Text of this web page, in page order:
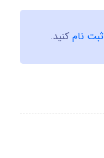
ثبت نامکنید.